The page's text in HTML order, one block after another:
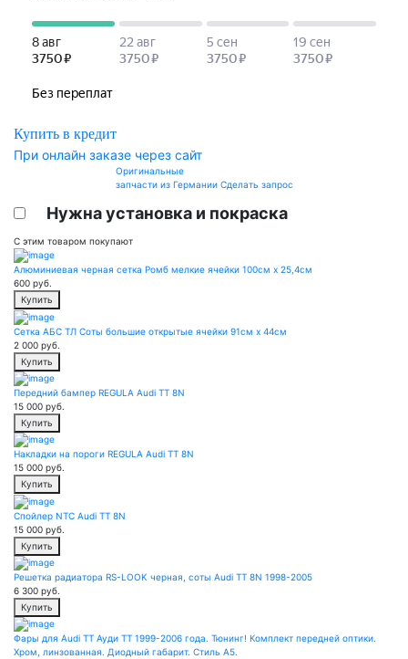
Купить в кредит
При онлайн заказе через сайт
Оригинальные
запчасти из Германии Сделать запрос
Нужна установка и покраска
С этим товаром покупают
Алюминиевая черная сетка Ромб мелкие ячейки 100см х 25,4см
600 руб.
Купить
Сетка АБС ТЛ Соты большие открытые ячейки 91см х 44см
2 000 руб.
Купить
Передний бампер REGULA Audi TT 8N
15 000 руб.
Купить
Накладки на пороги REGULA Audi TT 8N
15 000 руб.
Купить
Спойлер NTC Audi TT 8N
15 000 руб.
Купить
Решетка радиатора RS-LOOK черная, соты Audi TT 8N 1998-2005
6 300 руб.
Купить
Фары для Audi TT Ауди ТТ 1999-2006 года. Тюнинг! Комплект передней оптики.
Хром, линзованная. Диодный габарит. Стиль A5.